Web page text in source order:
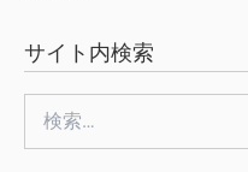
サイト内検索
索: